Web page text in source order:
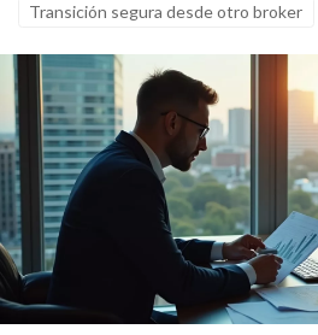
Transición segura desde otro broker